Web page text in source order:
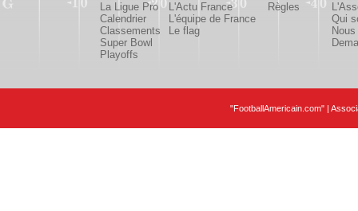
La Ligue Pro
Calendrier
Classements
Super Bowl
Playoffs
L'Actu France
L'équipe de France
Le flag
Règles
Qui
"FootballAmericain.com" |